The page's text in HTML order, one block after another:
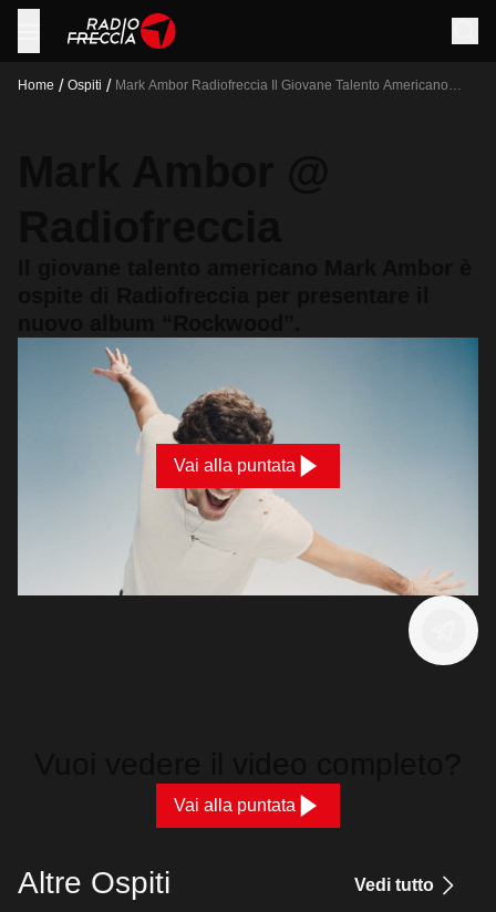
Home / Ospiti / Mark Ambor Radiofreccia Il Giovane Talento Americano
Vai alla puntata
Vai alla puntata
Altre Ospiti Vedi tutto